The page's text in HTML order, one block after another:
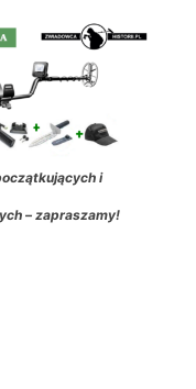
i
– zapraszamy!